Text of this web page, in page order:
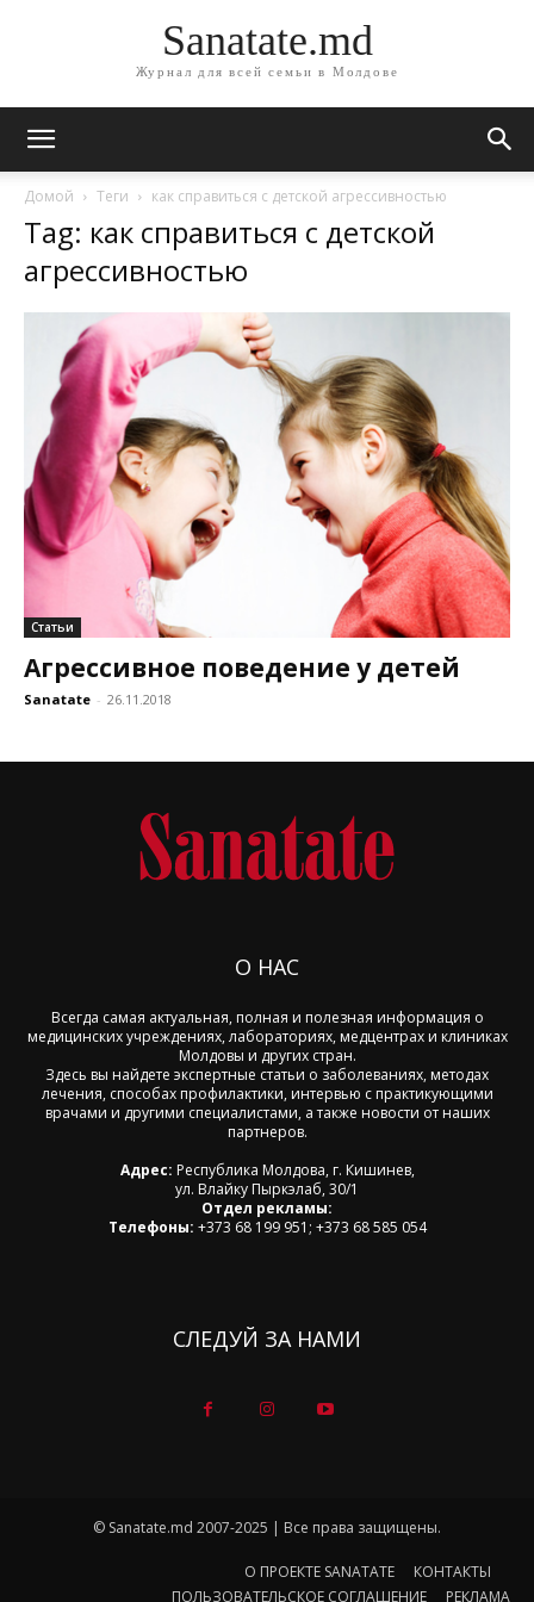
Sanatate.md
Журнал для всей семьи в Молдове
Домой Теги как справиться с детской агрессивностью
Tag: как справиться с детской
агрессивностью
Статьи
Агрессивное поведение у детей
Sanatate - 26.11.2018
О НАС
Всегда самая актуальная, полная и полезная информация о
медицинских учреждениях, лабораториях, медцентрах и клиниках
Молдовы и других стран.
Здесь вы найдете экспертные статьи о заболеваниях, методах
лечения, способах профилактики, интервью с практикующими
врачами и другими специалистами, а также новости от наших
партнеров.
Адрес: Республика Молдова, г. Кишинев,
ул. Влайку Пыркэлаб, 30/1
Отдел рекламы:
Телефоны: +373 68 199 951; +373 68 585 054
СЛЕДУЙ ЗА НАМИ
© Sanatate.md 2007-2025 | Все права защищены.
О ПРОЕКТЕ SANATATE
КОНТАКТЫ
ПОЛЬЗОВАТЕЛЬСКОЕ СОГЛАШЕНИЕ
РЕКЛАМА